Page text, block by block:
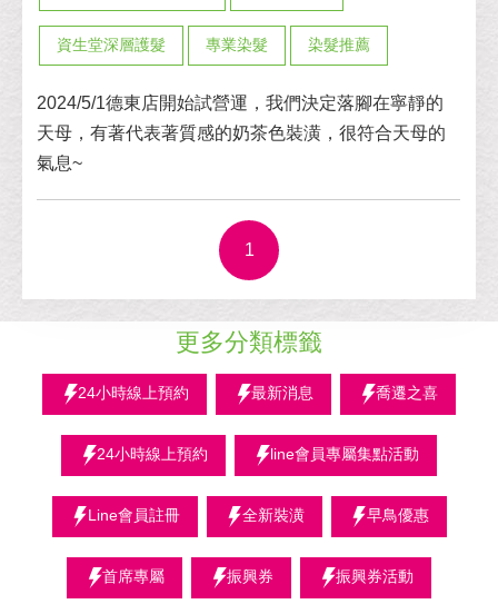
資生堂深層護髮 專業染髮 染髮推薦
2024/5/1德東店開始試營運，我們決定落腳在寧靜的
天母，有著代表著質感的奶茶色裝潢，很符合天母的
氣息~
1
更多分類標籤
24小時線上預約 最新消息 喬遷之喜
24小時線上預約 line會員專屬集點活動
Line會員註冊 全新裝潢 早鳥優惠
首席專屬 振興券 振興券活動